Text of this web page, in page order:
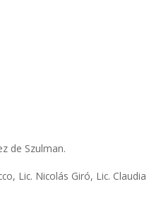
de Szulman.
Lic. Nicolás Giró, Lic. Claudia